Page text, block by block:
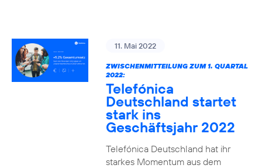
11. Mai 2022
ZWISCHENMITTEILUNG ZUM 1. QUARTAL
2022:
Telefónica
Deutschland startet
stark ins
Geschäftsjahr 2022
Telefónica Deutschland hat ihr
starkes Momentum aus dem